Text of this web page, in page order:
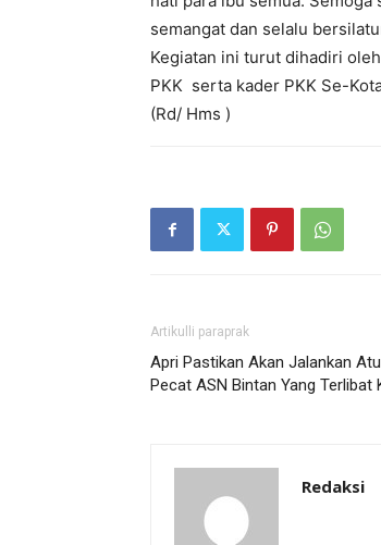
semangat dan selalu
Kegiatan ini turut dihadiri
PKK serta kader PKK Se-
(Rd/ Hms )
Artikulli paraprak
Apri Pastikan Akan Jalankan
Pecat ASN Bintan Yang Terlibat
Redaksi